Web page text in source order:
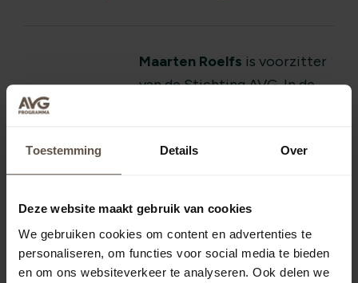
Toestemming Details Over
Deze website maakt gebruik van cookies
We gebruiken cookies om content en advertenties te
personaliseren, om functies voor social media te bieden
en om ons websiteverkeer te analyseren. Ook delen we
Maarten Roelfs is voorzitter
van de Stichting AVG. In de
ondernemers over privacy en
Heb je ook een vraag over de AVG?